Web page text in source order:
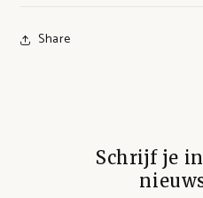
Share
Schrijf je